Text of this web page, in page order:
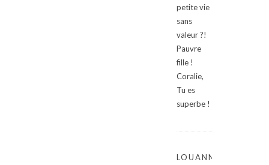
petite vie
sans
valeur ?!
Pauvre
fille !
Coralie,
Tu es
superbe !
LOUANNE